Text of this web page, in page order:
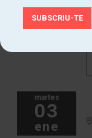
ene
martes
03
ene